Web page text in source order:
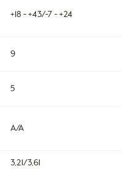
+18 - +43/-7 - +24
9
5
A/A
3,21/3,61